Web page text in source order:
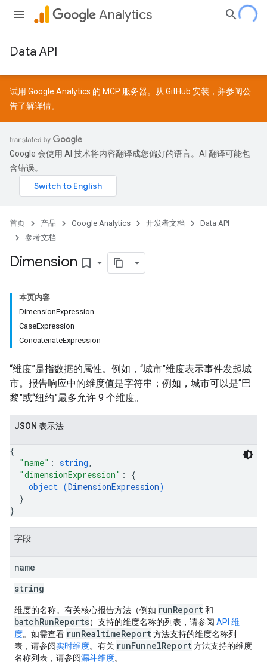
Analytics
Data API
试用 Google Analytics 的 MCP 服务器。从 GitHub 安装，并参阅公
告了解详情。
Google 会使用 AI 技术将内容翻译成您偏好的语言。AI 翻译可能包
含错误。
首页 产品 Google Analytics 开发者文档
Data API
参考文档
Dimension bookmark_border
本页内容
DimensionExpression
CaseExpression
ConcatenateExpression
“维度”是指数据的属性。例如，“城市”维度表示事件发起城
市。报告响应中的维度值是字符串；例如，城市可以是“巴
黎”或“纽约”最多允许 9 个维度。
JSON 表示法
{
"name" : string,
"dimensionExpression" : {
object (DimensionExpression)
}
}
字段
name
string
维度的名称。有关核心报告方法（例如 runReport和
batchRunReports）支持的维度名称的列表，请参阅 API 维
度。如需查看 runRealtimeReport方法支持的维度名称列
表，请参阅实时维度。有关 runFunnelReport方法支持的维度
名称列表，请参阅漏斗维度。